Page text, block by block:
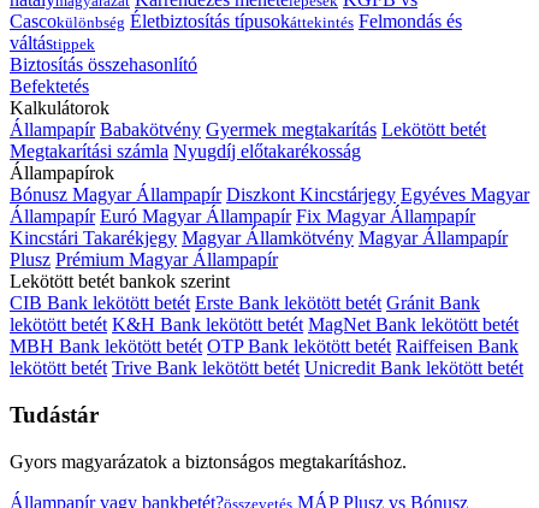
Cascokülönbség Életbiztosítás típusokáttekintés Felmondás és
váltástippek
Biztosítás összehasonlító
Befektetés
Kalkulátorok
Állampapír Babakötvény Gyermek megtakarítás Lekötött betét
Megtakarítási számla Nyugdíj előtakarékosság
Állampapírok
Bónusz Magyar Állampapír Diszkont Kincstárjegy Egyéves Magyar
Állampapír Euró Magyar Állampapír Fix Magyar Állampapír
Kincstári Takarékjegy Magyar Államkötvény Magyar Állampapír
Plusz Prémium Magyar Állampapír
Lekötött betét bankok szerint
CIB Bank lekötött betét Erste Bank lekötött betét Gránit Bank
lekötött betét K&H Bank lekötött betét MagNet Bank lekötött betét
MBH Bank lekötött betét OTP Bank lekötött betét Raiffeisen Bank
lekötött betét Trive Bank lekötött betét Unicredit Bank lekötött betét
Tudástár
Gyors magyarázatok a biztonságos megtakarításhoz.
Állampapír vagy bankbetét?összevetés MÁP Plusz vs Bónusz